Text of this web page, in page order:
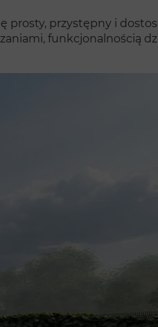
prosty, przystępny i
funkcjonalnością